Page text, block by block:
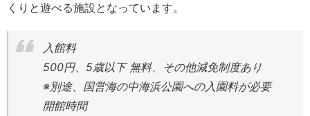
くりと遊べる施設となっています。
入館料
500円、5歳以下 無料、その他減免制度あり
※別途、国営海の中海浜公園への入園料が必要
開館時間